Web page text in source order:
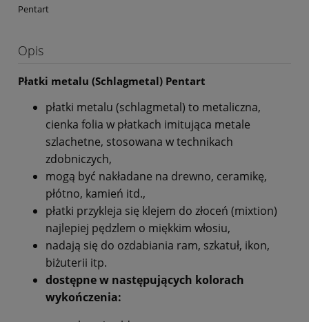
Pentart
Opis
Płatki metalu (Schlagmetal) Pentart
płatki metalu (schlagmetal) to metaliczna,
cienka folia w płatkach imitująca metale
szlachetne, stosowana w technikach
zdobniczych,
mogą być nakładane na drewno, ceramikę,
płótno, kamień itd.,
płatki przykleja się klejem do złoceń (mixtion)
najlepiej pędzlem o miękkim włosiu,
nadają się do ozdabiania ram, szkatuł, ikon,
biżuterii itp.
dostępne w następujących kolorach
wykończenia: